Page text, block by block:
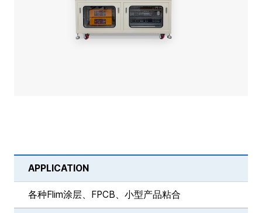
APPLICATION
各种Flim涂层、FPCB、小型产品粘合